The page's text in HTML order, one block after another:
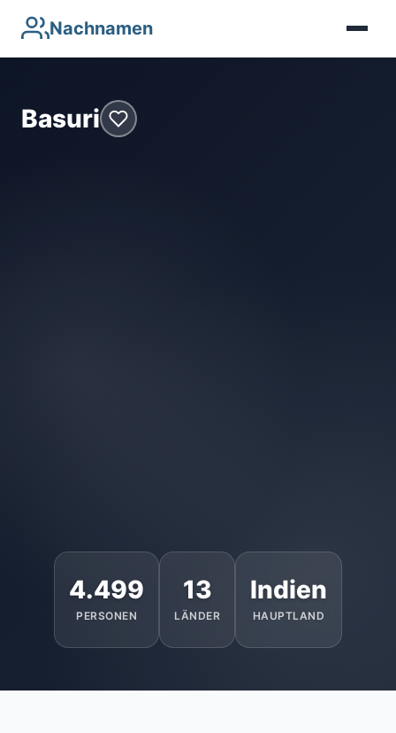
Nachnamen
Basuri
4.499
PERSONEN
13
LÄNDER
Indien
HAUPTLAND